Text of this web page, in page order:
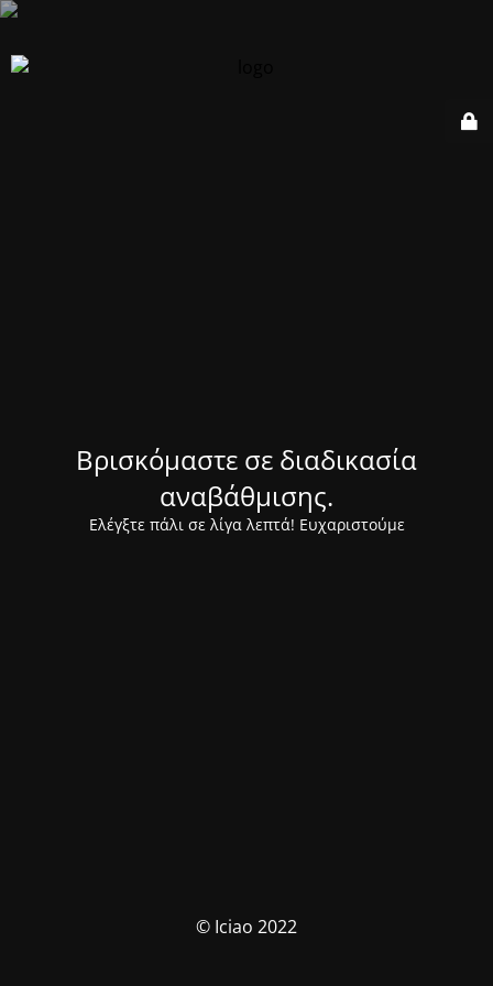
Βρισκόμαστε σε διαδικασία
αναβάθμισης.
Ελέγξτε πάλι σε λίγα λεπτά! Ευχαριστούμε
© Iciao 2022